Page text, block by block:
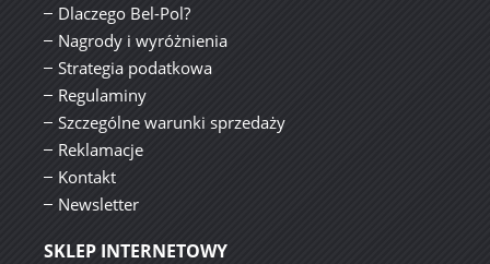
Dlaczego Bel-Pol?
Nagrody i wyróżnienia
Strategia podatkowa
Regulaminy
Szczególne warunki sprzedaży
Reklamacje
Kontakt
Newsletter
SKLEP INTERNETOWY